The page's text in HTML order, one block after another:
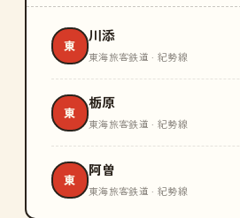
東
川添
東海旅客鉄道 · 紀勢線
東
栃原
東海旅客鉄道 · 紀勢線
東
阿曽
東海旅客鉄道 · 紀勢線